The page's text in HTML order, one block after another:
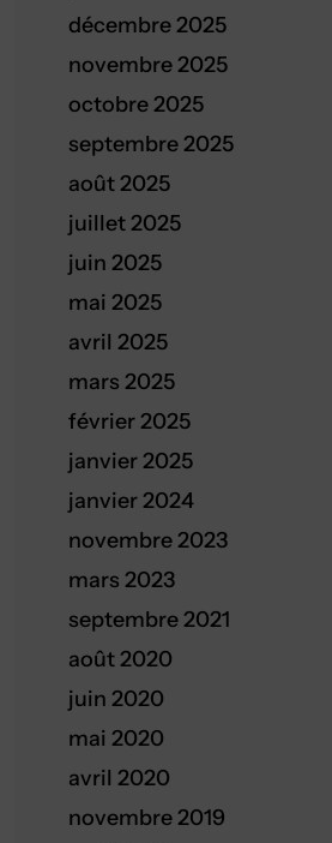
décembre 2025
novembre 2025
octobre 2025
septembre 2025
août 2025
juillet 2025
juin 2025
mai 2025
avril 2025
mars 2025
février 2025
janvier 2025
janvier 2024
novembre 2023
mars 2023
septembre 2021
août 2020
juin 2020
mai 2020
avril 2020
novembre 2019